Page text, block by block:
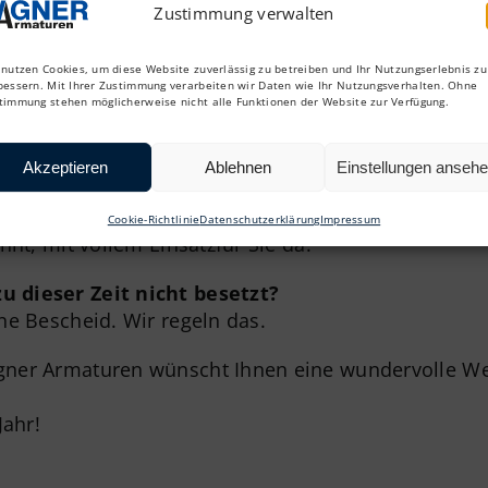
Zustimmung verwalten
Cookies, um diese Website zuverlässig zu betreiben und Ihr Nutzungserlebnis zu
Mit Ihrer Zustimmung verarbeiten wir Daten wie Ihr Nutzungsverhalten. Ohne
stehen möglicherweise nicht alle Funktionen der Website zur Verfügung.
Akzeptieren Ablehnen Einstellungen
Cookie-RichtlinieDatenschutzerklärungImpressum
auch zum Jahreswechsel
Jahreswechsel!
und 31. Dezember
mit vollem Einsatzfür Sie da.
dieser Zeit nicht besetzt?
Bescheid. Wir regeln das.
Armaturen wünscht Ihnen eine wundervolle